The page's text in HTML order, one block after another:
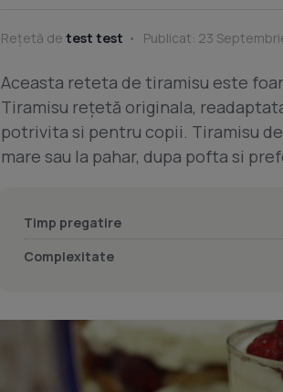
Rețetă de test test Publicat: 23
Aceasta reteta de tiramisu este
Tiramisu reţetă originala,
potrivita si pentru copii. Tiramisu
mare sau la pahar, dupa pofta si
Timp pregatire
Complexitate